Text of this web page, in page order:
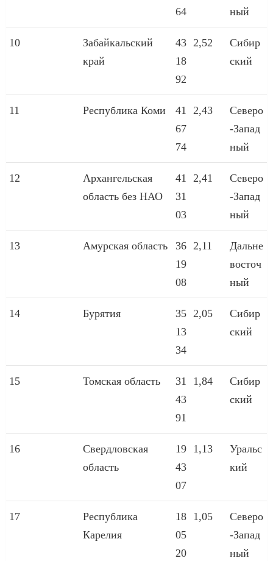
64
ный
10
Забайкальский
край
43
18
92
2,52
Сибир
ский
11 Республика Коми
41
67
74
2,43
Северо
-Запад
ный
12
Архангельская
область без НАО
41
31
03
2,41
Северо
-Запад
ный
13 Амурская область
36
19
08
2,11
Дальне
восточ
ный
14 Бурятия
35
13
34
2,05
Сибир
ский
15 Томская область
31
43
91
1,84
Сибир
ский
16
Свердловская
область
19
43
07
1,13
Уральс
кий
17
Республика
Карелия
18
05
20
1,05
Северо
-Запад
ный